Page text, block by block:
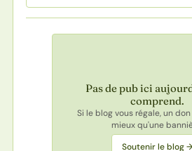
Pas de pub ici
comprend.
Si le blog vous régale, un
mieux qu'une
Soutenir le blog →